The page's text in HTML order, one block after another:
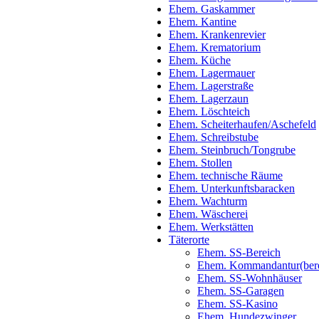
Ehem. Gaskammer
Ehem. Kantine
Ehem. Krankenrevier
Ehem. Krematorium
Ehem. Küche
Ehem. Lagermauer
Ehem. Lagerstraße
Ehem. Lagerzaun
Ehem. Löschteich
Ehem. Scheiterhaufen/Aschefeld
Ehem. Schreibstube
Ehem. Steinbruch/Tongrube
Ehem. Stollen
Ehem. technische Räume
Ehem. Unterkunftsbaracken
Ehem. Wachturm
Ehem. Wäscherei
Ehem. Werkstätten
Täterorte
Ehem. SS-Bereich
Ehem.
Ehem. SS-Wohnhäuser
Ehem. SS-Garagen
Ehem. SS-Kasino
Ehem. Hundezwinger